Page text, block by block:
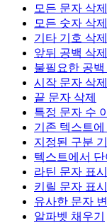
모든 문자 삭제
모든 숫자 삭제
기타 기호 삭
앞뒤 공백 삭제
불필요한 공백
시작 문자 삭제
끝 문자 삭제
특정 문자 수
기존 텍스트
지정된 구분
텍스트에서 단
라틴 문자 표시
키릴 문자 표시
유사한 문자
알파벳 채우기